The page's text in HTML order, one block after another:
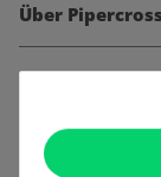
Über
Informationen
Gesetzliche